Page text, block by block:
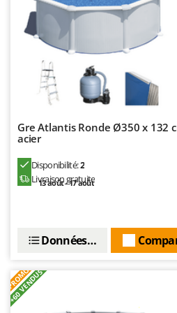
Oriental Koshin
Outdoorchef
Palazzetti
Palumbo Pavi
Paterlini
Pramac
R.G.V.
Reber
Gre Atlantis Ronde Ø350 x 132
acier
Disponibilité:2
Livraison gratuite
13 août - 17 août
Données techniques
PROMO
+60 VENDUS